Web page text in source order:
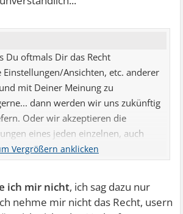
Du oftmals Dir das Recht
Ansichten, etc. anderer
mit Deiner Meinung zu
dann werden wir uns zukünftig
Oder wir akzeptieren die
eines jeden einzelnen, auch
gefällt.
ich mir nicht, ich sag dazu nur
nehme mir nicht das Recht, usern